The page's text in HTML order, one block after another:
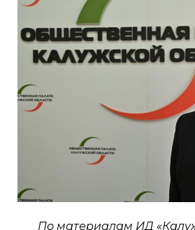
По материалам ИД